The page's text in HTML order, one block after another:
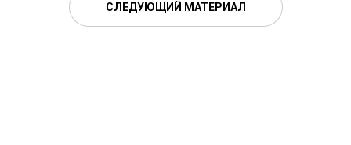
СЛЕДУЮЩИЙ МАТЕРИАЛ